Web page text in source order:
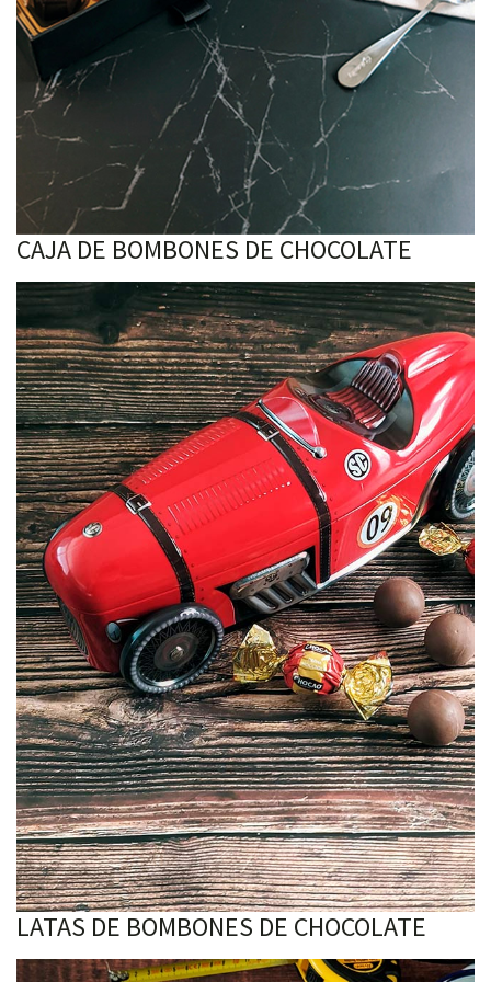
CAJA DE BOMBONES DE CHOCOLATE
LATAS DE BOMBONES DE CHOCOLATE